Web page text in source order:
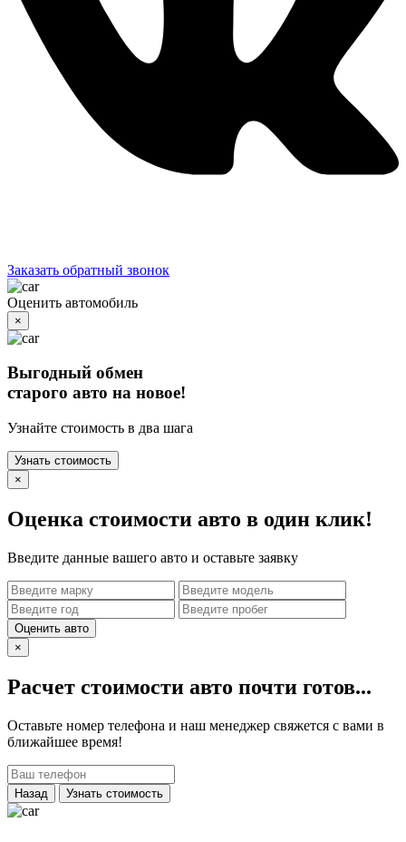
Заказать обратный звонок
Оценить автомобиль
×
Выгодный обмен
старого авто на новое!
Узнайте стоимость в два шага
Узнать стоимость
×
Оценка стоимости авто в один клик!
Введите данные вашего авто и оставьте заявку
Оценить авто
×
Расчет стоимости авто почти готов...
Оставьте номер телефона и наш менеджер свяжется с вами в
ближайшее время!
Назад Узнать стоимость